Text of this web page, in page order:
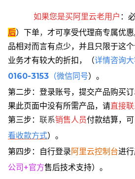
如果您是买阿里云老用户 ：
后） 下单， 才可享受代理商专属优
品相对而言有点少，并且只限于这
业务才有较大的折扣，
（详情咨询大
0160-3153 （微信同号）。
第二步：登录账号，提交产品购买
果此页面中没有所需产品，请直接
第三步： 联系销售人员付款结算，
看收款方式）。
第四步：自行登录阿里云控制台进
公司+官方售后技术支持）。